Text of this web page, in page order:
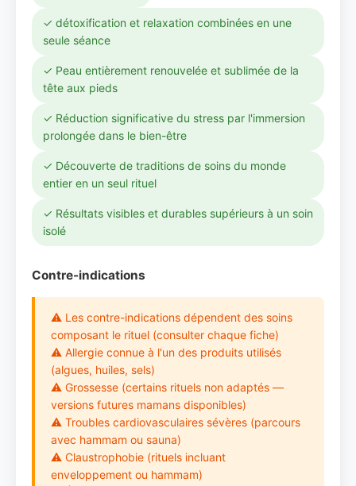
✓ détoxification et relaxation combinées en une
seule séance
✓ Peau entièrement renouvelée et sublimée de la
tête aux pieds
✓ Réduction significative du stress par l'immersion
prolongée dans le bien-être
✓ Découverte de traditions de soins du monde
entier en un seul rituel
✓ Résultats visibles et durables supérieurs à un soin
isolé
Contre-indications
⚠ Les contre-indications dépendent des soins
composant le rituel (consulter chaque fiche)
⚠ Allergie connue à l'un des produits utilisés
(algues, huiles, sels)
⚠ Grossesse (certains rituels non adaptés —
versions futures mamans disponibles)
⚠ Troubles cardiovasculaires sévères (parcours
avec hammam ou sauna)
⚠ Claustrophobie (rituels incluant
enveloppement ou hammam)